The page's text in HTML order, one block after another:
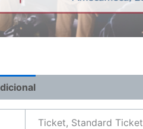
Ticket, Standard Ticket